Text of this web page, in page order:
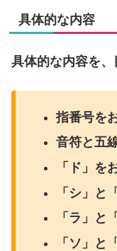
具体的な内容
具体的な内容を、
指番号を
音符と五
「ド」を
「シ」と
「ラ」と
「ソ」と